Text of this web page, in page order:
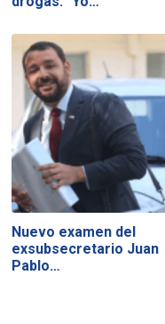
Nuevo examen del
exsubsecretario Juan
Pablo…